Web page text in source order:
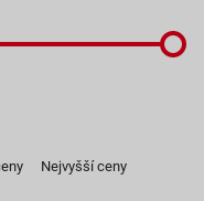
Nejvyšší ceny